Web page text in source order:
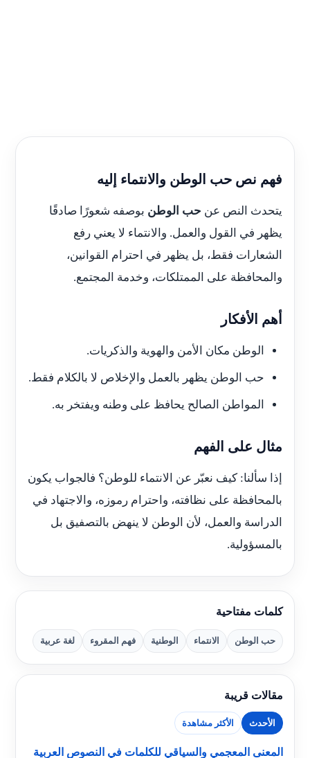
فهم نص حب الوطن والانتماء إليه
يتحدث النص عن حب الوطنبوصفه شعورًا صادقًا
يظهر في القول والعمل. والانتماء لا يعني رفع
الشعارات فقط، بل يظهر في احترام القوانين،
والمحافظة على الممتلكات، وخدمة المجتمع.
أهم الأفكار
الوطن مكان الأمن والهوية والذكريات.
حب الوطن يظهر بالعمل والإخلاص لا بالكلام فقط.
المواطن الصالح يحافظ على وطنه ويفتخر به.
مثال على الفهم
إذا سألنا: كيف نعبّر عن الانتماء للوطن؟ فالجواب يكون
بالمحافظة على نظافته، واحترام رموزه، والاجتهاد في
الدراسة والعمل، لأن الوطن لا ينهض بالتصفيق بل
بالمسؤولية.
كلمات مفتاحية
حب الوطن الانتماء الوطنية فهم المقروء لغة عربية
مقالات قريبة
الأحدث الأكثر مشاهدة
المعنى المعجمي والسياقي للكلمات في النصوص العربية